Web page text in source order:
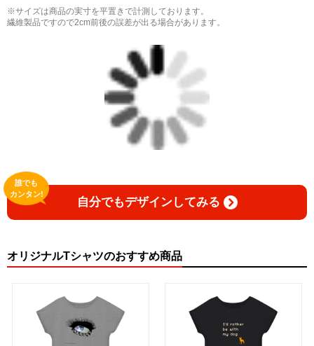
※サイズは商品の実寸を平置きで計測しております。
繊維製品ですので2cm前後の誤差が出る場合があります。
自分でもデザインしてみる
誰でも
カンタン!
オリジナルTシャツのおすすめ商品